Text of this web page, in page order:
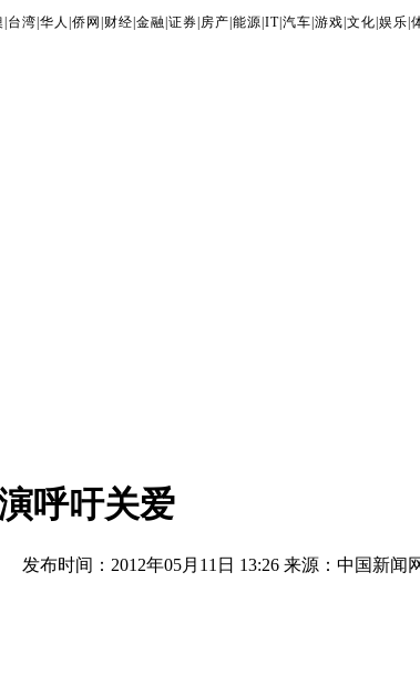
台湾 华人 侨网 财经 金融 证券 房产 能源 IT| 汽车 游戏 文化 娱乐
呼吁关爱
发布时间：2012年05月11日 13:26 来源：中国新闻